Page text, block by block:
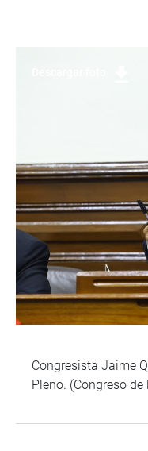
Congresista Jaime
Pleno. (Congreso